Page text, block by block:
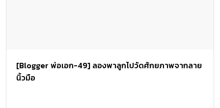
[Blogger พ่อเอก-49] ลองพาลูกไปวัดศักยภาพจากลาย
นิ้วมือ